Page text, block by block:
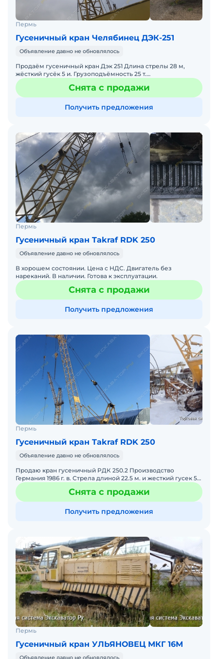
Пермь
Гусеничный кран Челябинец ДЭК-251
Объявление давно не обновлялось
Продаём гусеничный кран Дэк 251 Длина стрелы 28 м,
жёсткий гусёк 5 и. Грузоподъёмность 25 т.
Полноповоротный. Рабочая дизель-генераторная
установка 60 кВт, 380Снята с продажи
Получить предложения
Пермь
Гусеничный кран Takraf RDK 250
Объявление давно не обновлялось
В хорошем состоянии. Цена с НДС. Двигатель без
нареканий. В наличии. Готова к эксплуатации.
Снята с продажи
Получить предложения
Пермь
Гусеничный кран Takraf RDK 250
Объявление давно не обновлялось
Продаю кран гусеничный РДК 250.2 Производство
Германия 1986 г. в. Стрела длиной 22.5 м. и жесткий гусек 5
Снята с продажи
Получить предложения
Пермь
Гусеничный кран УЛЬЯНОВЕЦ МКГ 16М
Объявление давно не обновлялось